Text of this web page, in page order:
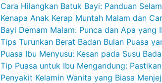
Cara Hilangkan Batuk Bayi: Panduan
Kenapa Anak Kerap Muntah Malam dan
Bayi Demam Malam: Punca dan Apa yang
Tips Turunkan Berat Badan Bulan Puasa
Puasa Ibu Menyusu: Kesan pada Susu
Tip Puasa untuk Ibu Mengandung:
Penyakit Kelamin Wanita yang Biasa